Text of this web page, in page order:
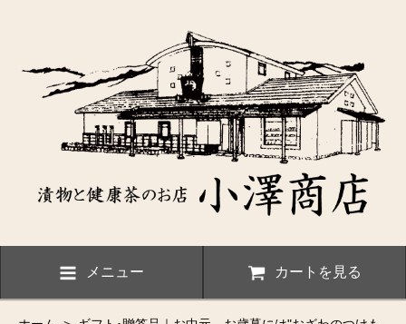
メニュー カートを見る